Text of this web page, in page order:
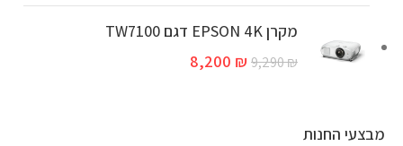
מקרן EPSON 4K דגם TW7100
9,290₪
8,200 ₪
מבצעי החנות